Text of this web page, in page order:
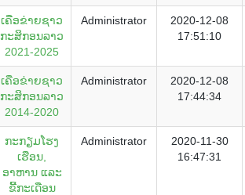
ເຄືອຂ່າຍຊາວ
ກະສິກອນລາວ
2021-2025
Administrator
2020-12-08
17:51:10
ເຄືອຂ່າຍຊາວ
ກະສິກອນລາວ
2014-2020
Administrator
2020-12-08
17:44:34
ກະກຽມໂຮງ
ເຮືອນ,
ອາຫານ ແລະ
ຂີ້ກະເດືອນ
Administrator
2020-11-30
16:47:31